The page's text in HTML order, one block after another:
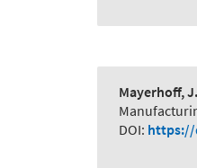
Mayerhoff,
DOI: https://